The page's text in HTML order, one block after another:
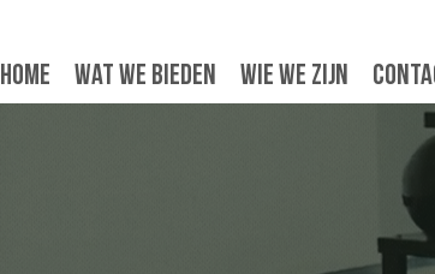
Home Wat we bieden Wie we zijn